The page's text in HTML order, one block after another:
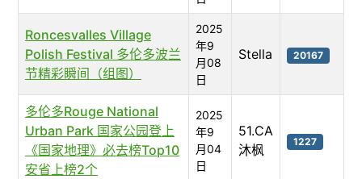
Roncesvalles Village
Polish Festival 多伦多波兰
节精彩瞬间（组图）
2025
年9
月08
日
Stella 20167
多伦多Rouge National
Urban Park 国家公园登上
《国家地理》必去榜Top10
安省上榜2个
2025
年9
月04
日
51.CA
沐枫
1227